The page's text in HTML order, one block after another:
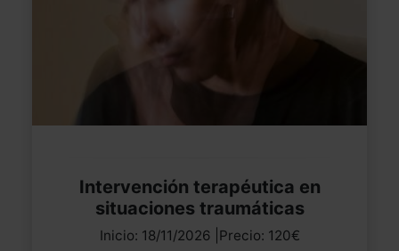
Intervención terapéutica en
situaciones traumáticas
Inicio: 18/11/2026 |Precio: 120€